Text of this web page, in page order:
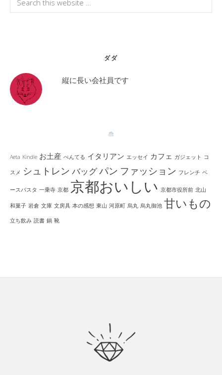
this
ダダ
縦に長い会社員です
Aeta Kindle お土産 ぺんてる イタリアン エッセイ カフェ ガジェット コ
スメ シュトレン バッグパン ファッション フレンチ ベ
ースパスタ 一乗寺 京都 京都おいしい 京都市役所前 北山
和菓子 岩倉 文庫 文房具 本の感想 東山 河原町 烏丸 烏丸御池 甘いもの
立ち飲み 読書 鍋 靴